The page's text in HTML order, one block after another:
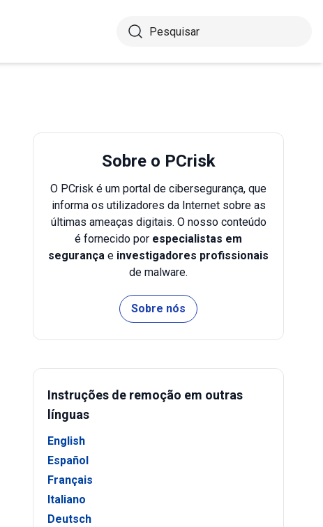
Sobre o PCrisk
O PCrisk é um portal de cibersegurança, que
informa os utilizadores da Internet sobre as
últimas ameaças digitais. O nosso conteúdo
é fornecido por especialistas em
segurança e investigadores profissionais
de malware.
Sobre nós
Instruções de remoção em outras
línguas
English
Español
Français
Italiano
Deutsch